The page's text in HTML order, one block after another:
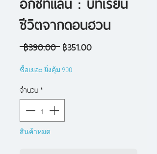
ชีวิตจากดอนฮวน
฿390.00 ราคา
฿351.00ราคา
ซื้อเยอะ ยิ่งคุ้ม 900
จำนวน*
สินค้าหมด